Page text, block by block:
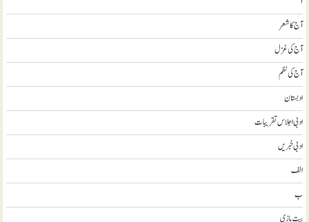
آج کا شعر
آج کی غزل
آج کی نظم
ادبستان
ادبی اجلاس تقریبات
ادبی خبریں
الف
ب
بیت بازی